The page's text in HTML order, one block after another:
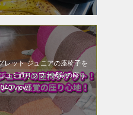
レット ジュニアの座椅子を
コミ通りソファ感覚の座り
view）